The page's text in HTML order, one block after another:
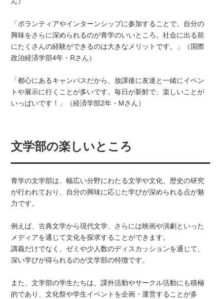
「ボランティアやインターンシップに参加することで、自分の
興味をさらに深められるのが青学のいいところ。社会に出る前
にたくさんの経験ができるのは大きなメリットです。」（国際
政治経済学部4年・Rさん）
「都心にあるキャンパスだから、放課後に友達と一緒にイベン
トや展示に行くことが多いです。毎日が新鮮で、楽しいことが
いっぱいです！」（経済学部2年・Mさん）
文学部の楽しいところ
青学の文学部は、幅広い分野にわたる文学や文化、歴史の研究
が行われており、自分の興味に応じた学びが深められる点が魅
力です。
例えば、古典文学から現代文学、さらには映画や演劇といった
メディアを通じて文化を探求することができます。
講義だけでなく、ゼミや少人数のディスカッションを通じて、
深い学びが得られるのが文学部の特徴です。
また、文学部の学生たちは、課外活動やサークル活動にも積極
的であり、文化祭や学生イベントを企画・運営することが多